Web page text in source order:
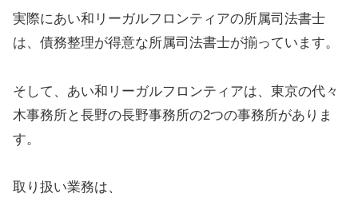
実際にあい和リーガルフロンティアの所属司法書士
は、債務整理が得意な所属司法書士が揃っています。
そして、あい和リーガルフロンティアは、東京の代々
木事務所と長野の長野事務所の2つの事務所がありま
す。
取り扱い業務は、